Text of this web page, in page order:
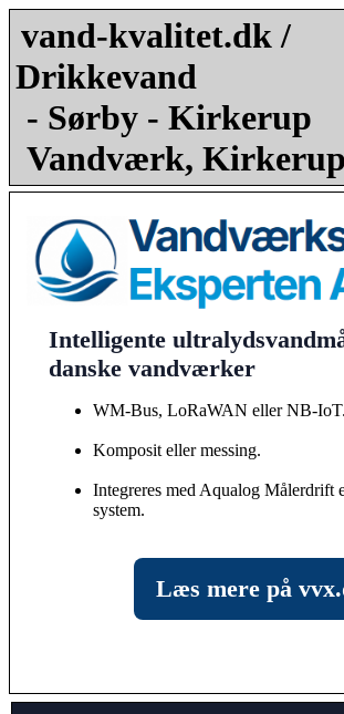
vand-kvalitet.dk /
Drikkevand
- Sørby - Kirkerup
Vandværk, Kirkerup
Intelligente
danske vandværker
WM-Bus, LoRaWAN eller NB-IoT.
Komposit eller messing.
Integreres med Aqualog Målerdrift
system.
Læs mere på